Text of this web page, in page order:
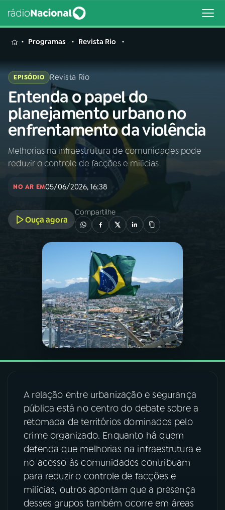
MENU
Buscar
na
Rádio
Nacional
Buscar
AO VIVO
INÍCIO
A RÁDIO
PROGRAMAÇÃO
PROGRAMAS
PODCASTS
VIDEOCASTS
ACOMPANHE A RÁDIO NACIONAL
Instagram X
Programas Revista Rio
EPISÓDIO Revista Rio
Entenda o papel do
planejamento urbano no
enfrentamento da violência
Melhorias na infraestrutura de comunidades pode
reduzir o controle de facções e milícias
NO AR EM05/06/2026, 16:38
Ouça agora
Compartilhe
A relação entre urbanização e segurança
pública está no centro do debate sobre a
retomada de territórios dominados pelo
crime organizado. Enquanto há quem
defenda que melhorias na infraestrutura e
no acesso às comunidades contribuam
para reduzir o controle de facções e
milícias, outros apontam que a presença
desses grupos também ocorre em áreas